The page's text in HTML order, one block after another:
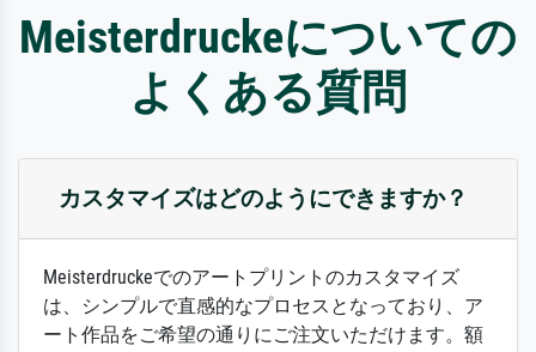
Meisterdruckeについての
よくある質問
カスタマイズはどのようにできますか？
Meisterdruckeでのアートプリントのカスタマイズ
は、シンプルで直感的なプロセスとなっており、ア
ート作品をご希望の通りにご注文いただけます。額